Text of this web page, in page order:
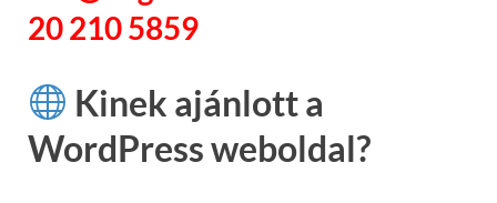
20 210 5859
Kinek ajánlott a
WordPress weboldal?